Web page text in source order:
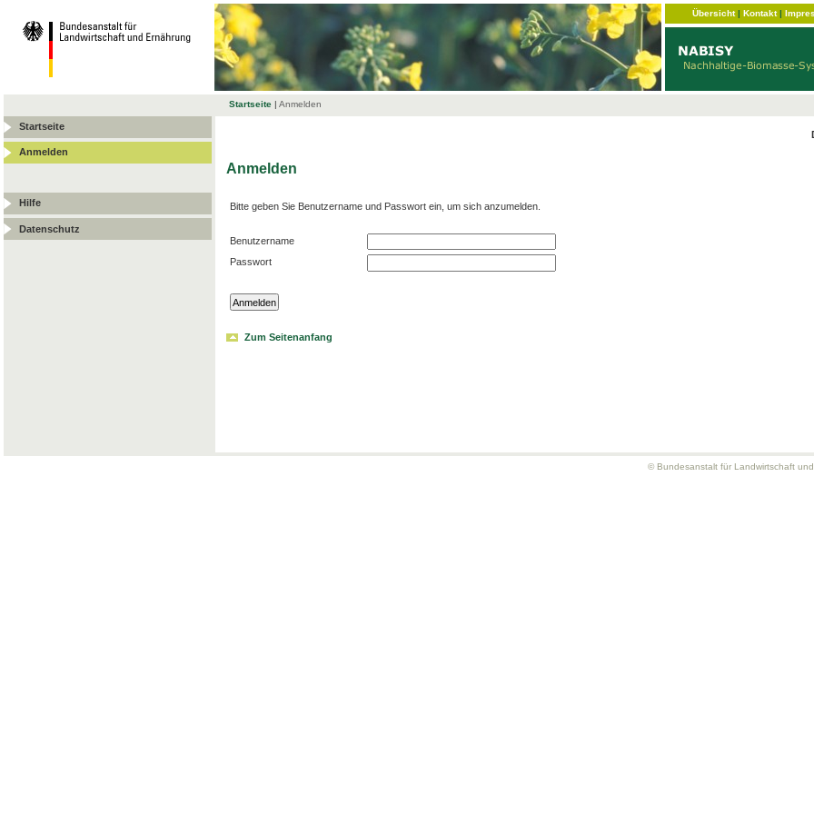
Übersicht| Kontakt|
Startseite | Anmelden
Startseite
Anmelden
Hilfe
Datenschutz
Anmelden
Bitte geben Sie Benutzername und Passwort ein, um sich anzumelden.
Benutzername
Passwort
Zum Seitenanfang
© Bundesanstalt für Landwirtschaft